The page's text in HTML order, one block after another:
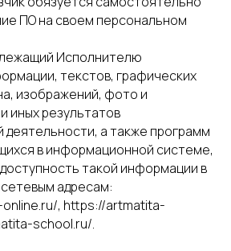
ПО на своем персональном
Исполнителю
текстов, графических
изображений, фото и
иных результатов
деятельности, а также программ
в информационной системе,
такой информации в
адресам:
, https://artmatita-
school.ru/.